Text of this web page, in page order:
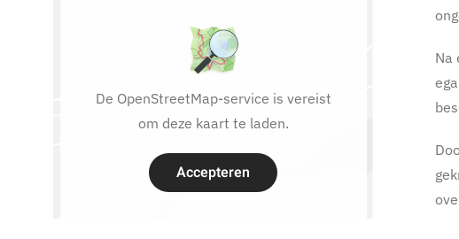
De OpenStreetMap-service is vereist
om deze kaart te laden.
Accepteren
Na